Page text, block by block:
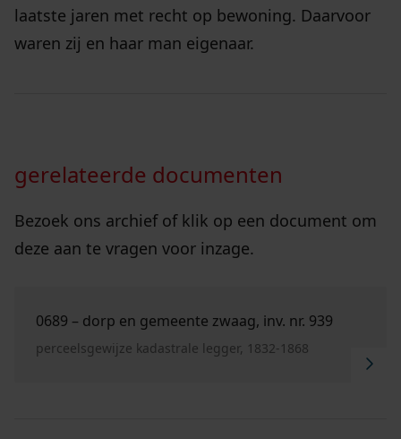
laatste jaren met recht op bewoning. Daarvoor
waren zij en haar man eigenaar.
gerelateerde documenten
Bezoek ons archief of klik op een document om
deze aan te vragen voor inzage.
0689 – dorp en gemeente zwaag, inv. nr. 939
perceelsgewijze kadastrale legger, 1832-1868